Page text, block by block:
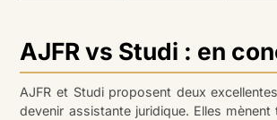
AJFR vs Studi : en
AJFR et Studi proposent deux
devenir assistante juridique. Elles